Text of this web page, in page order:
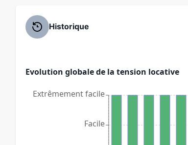
Historique
Evolution globale de la tension locative
Facile
Extrêmement facile